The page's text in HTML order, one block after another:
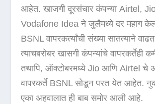
आहेत. खाजगी दूरसंचार कंपन्या Airtel,
Vodafone Idea ने जुलैमध्ये दर महाग
BSNL वापरकर्त्यांची संख्या सातत्याने
त्याचबरोबर खासगी कंपन्यांचे वापरकर्तेही
तथापि, ऑक्टोबरमध्ये Jio आणि Airtel
वापरकर्ते BSNL सोडून परत येत आहेत.
एका अहवालात ही बाब समोर आली आहे.